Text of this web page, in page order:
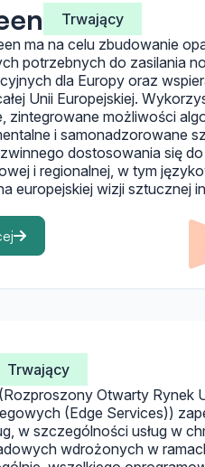
Trwający
ma na celu zbudowanie
potrzebnych do zasilania
dla Europy oraz
Unii Europejskiej.
zintegrowane możliwości
i samonadzorowane
dostosowania się
i regionalnej, w tym
europejskiej wizji sztucznej
Trwający
Otwarty Rynek
(Edge Services))
w szczególności usług w
wdrożonych w